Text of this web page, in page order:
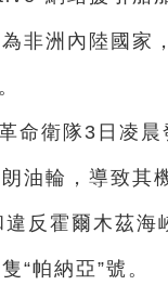
非洲內陸國家
命衛隊3日凌
油輪，導致其
反霍爾木茲
“帕納亞”號。